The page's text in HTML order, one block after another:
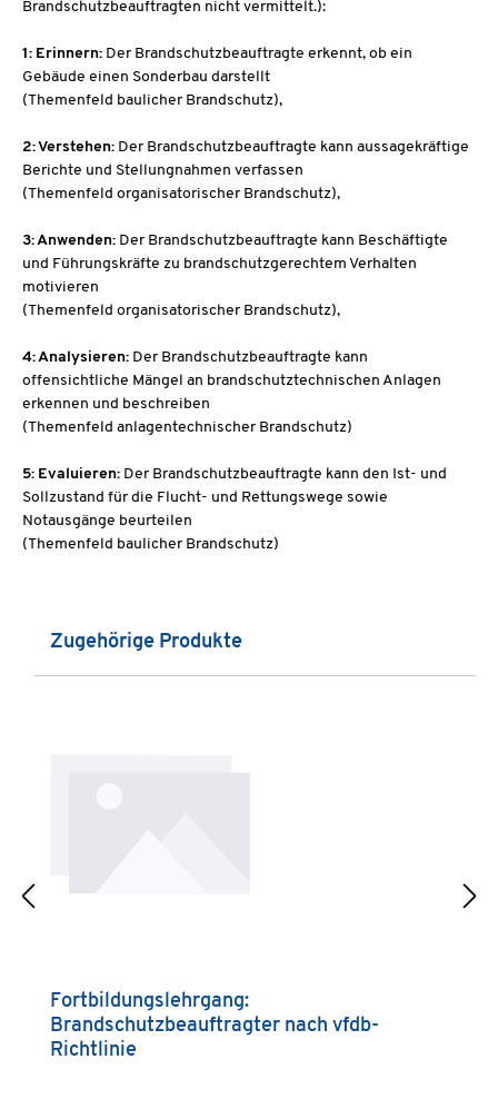
Brandschutzbeauftragten nicht vermittelt.):
1: Erinnern: Der Brandschutzbeauftragte erkennt, ob ein
Gebäude einen Sonderbau darstellt
(Themenfeld baulicher Brandschutz),
2: Verstehen: Der Brandschutzbeauftragte kann aussagekräftige
Berichte und Stellungnahmen verfassen
(Themenfeld organisatorischer Brandschutz),
3: Anwenden: Der Brandschutzbeauftragte kann Beschäftigte
und Führungskräfte zu brandschutzgerechtem Verhalten
motivieren
(Themenfeld organisatorischer Brandschutz),
4: Analysieren: Der Brandschutzbeauftragte kann
offensichtliche Mängel an brandschutztechnischen Anlagen
erkennen und beschreiben
(Themenfeld anlagentechnischer Brandschutz)
5: Evaluieren: Der Brandschutzbeauftragte kann den Ist- und
Sollzustand für die Flucht- und Rettungswege sowie
Notausgänge beurteilen
(Themenfeld baulicher Brandschutz)
Produktgalerie überspringen
Zugehörige Produkte
Fortbildungslehrgang:
Brandschutzbeauftragter nach vfdb-
Richtlinie